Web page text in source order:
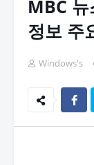
MBC
정보 주
Windows's